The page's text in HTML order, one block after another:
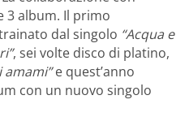
3 album. Il primo
dal singolo “Acqua e
, sei volte disco di platino,
amami”e quest’anno
con un nuovo singolo